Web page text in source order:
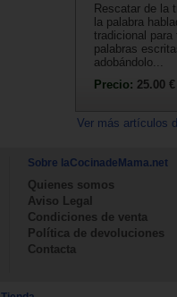
Rescatar de la
la palabra
tradicional
palabras
adobándolo...
Precio: 25.00 €
Ver más artículos
Sobre laCocinadeMama.net
Quienes somos
Aviso Legal
Condiciones de venta
Política de devoluciones
Contacta